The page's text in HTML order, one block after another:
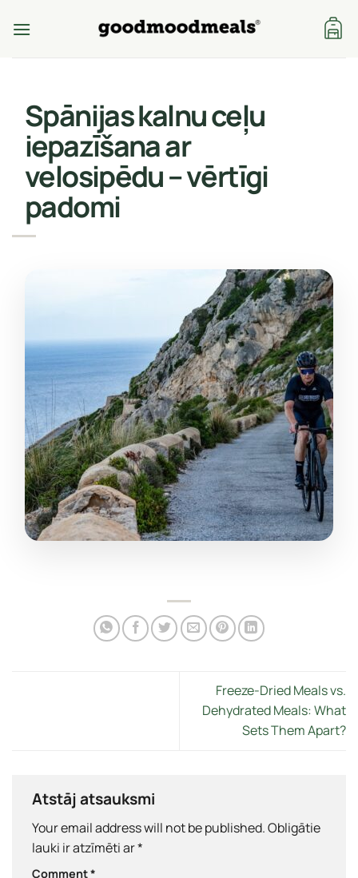
Spānijas kalnu ceļu
iepazīšana ar
velosipēdu – vērtīgi
padomi
Freeze-Dried Meals vs.
Dehydrated Meals: What
Sets Them Apart?
Atstāj atsauksmi
Your email address will not be published.Obligātie
lauki ir atzīmēti ar*
Comment*